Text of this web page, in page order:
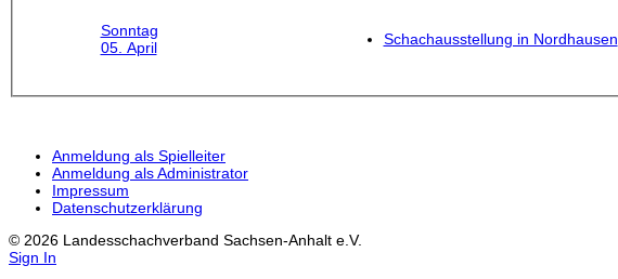
Sonntag
05. April
Schachausstellung in Nordhausen
Anmeldung als Spielleiter
Anmeldung als Administrator
Impressum
Datenschutzerklärung
© 2026 Landesschachverband Sachsen-Anhalt e.V.
Sign In